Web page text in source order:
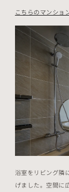
こちらのマンショ
浴室をリビング隣
げました。空間に